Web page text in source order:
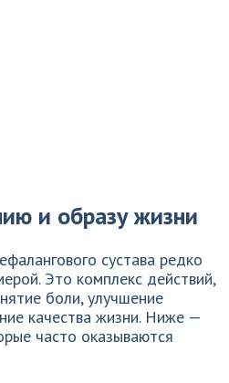
и образу жизни
сустава редко
Это комплекс действий,
боли, улучшение
качества жизни. Ниже —
часто оказываются